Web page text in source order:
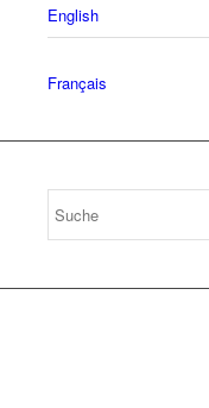
English
Français